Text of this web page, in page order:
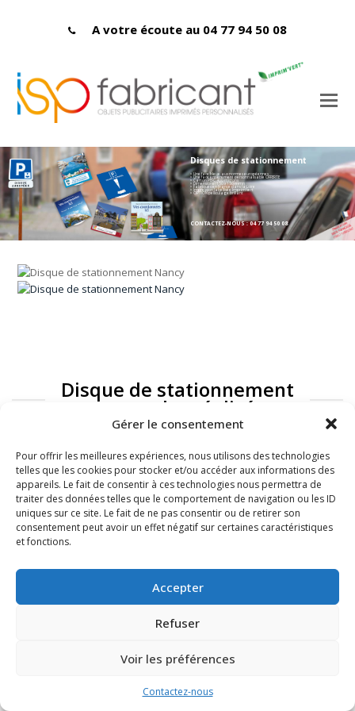
Gérer le consentement
Pour offrir les meilleures expériences, nous utilisons des technologies
telles que les cookies pour stocker et/ou accéder aux informations des
appareils. Le fait de consentir à ces technologies nous permettra de
traiter des données telles que le comportement de navigation ou les ID
uniques sur ce site. Le fait de ne pas consentir ou de retirer son
consentement peut avoir un effet négatif sur certaines caractéristiques
et fonctions.
Accepter
Refuser
Voir les préférences
Contactez-nous
A votre écoute au 04 77 94 50 08
Disques de stationnement
> Une face bleue aux normes européennes
> Une face entièrement personnalisable OFFERTE
> Carton PEFC 400 microns
> Dimensions : 150 x 150 mmn
> Fabriqués en France dans la Loire
> Impression labellisée Imprim'vert
> OPTION pelliculage brillant
CONTACTEZ-NOUS : 04 77 94 50 08
Disque de stationnement
: exemples réalisés
FAQ Mentions légales